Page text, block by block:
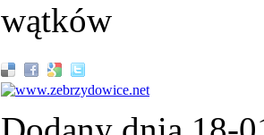
wątków